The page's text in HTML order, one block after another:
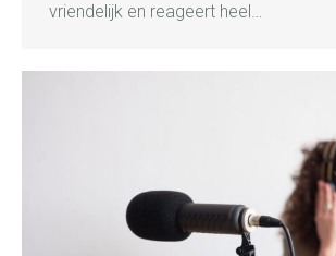
vriendelijk en reageert heel…